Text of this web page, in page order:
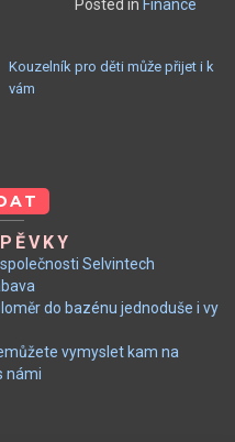
Posted in Finance
Kouzelník pro děti může přijet i k
vám
Selvintech
do bazénu jednoduše i vy
vymyslet kam na
námi